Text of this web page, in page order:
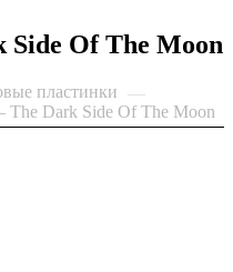
Side Of The Moon
пластинки —
The Dark Side Of The Moon